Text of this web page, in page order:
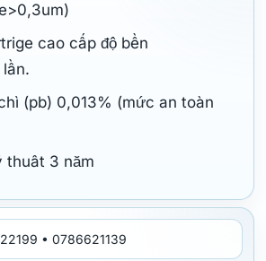
cao cấp độ bền
(pb) 0,013% (mức an toàn
thuât 3 năm
• 0786621139